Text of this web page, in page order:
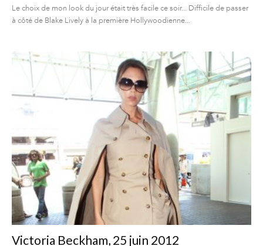
Le choix de mon look du jour était très facile ce soir... Difficile de passer
à côté de Blake Lively à la première Hollywoodienne...
Victoria Beckham, 25 juin 2012